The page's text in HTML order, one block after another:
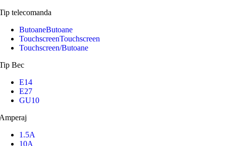
telecomanda
ButoaneButoane
TouchscreenTouchscreen
Touchscreen/Butoane
Bec
E14
E27
GU10
1.5A
10A